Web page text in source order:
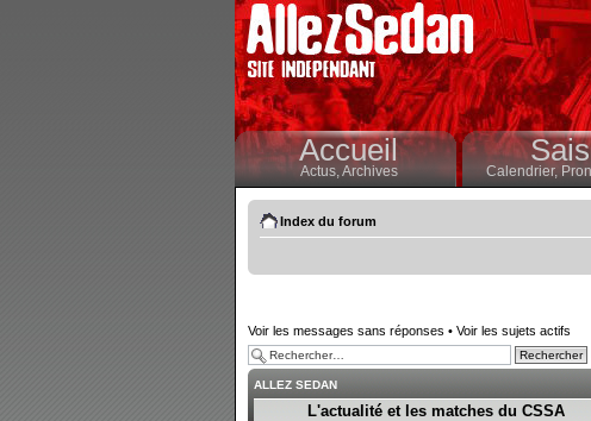
Accueil
Actus,Archives Calendrier,
Index du forum
Voir les messages sans réponses • Voir les sujets actifs
ALLEZ SEDAN
L'actualité et les matches du CSSA